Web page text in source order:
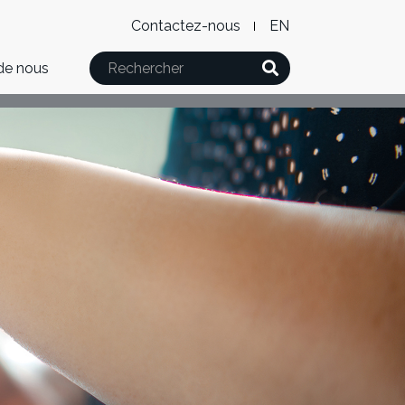
Level
2
Menu
Contactez-nous WxT
Language
switcher
nous Rechercher